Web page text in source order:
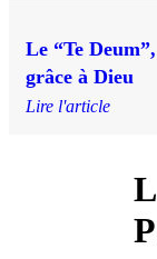
Le “Te
grâce à Dieu
Lire l'article